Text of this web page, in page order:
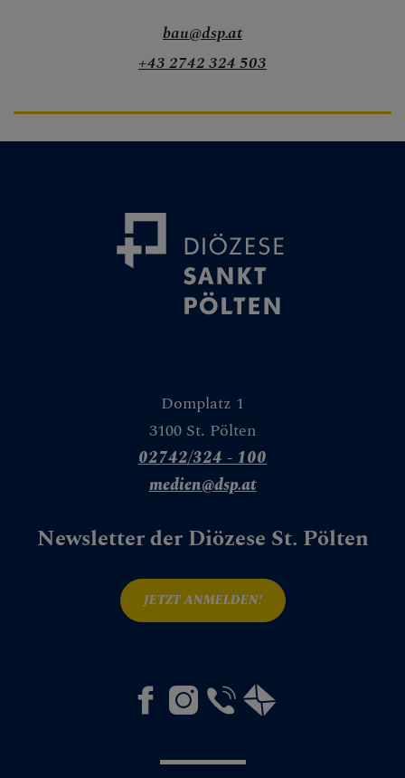
Museum &
Denkmalpflege
ng
Schule &
Personal
Pfarren &
Lebenswelten
Bau
Liegenschaften
Buchhaltung &
Pfarrfinanzen
IT
Kirchenbeitrag
Facility
Personalverrechnu
ng
Pfarren
bau@dsp.at
+43 2742 324 503
Domplatz 1
3100 St. Pölten
02742/324 - 100
medien@dsp.at
Newsletter der Diözese St. Pölten
JETZT ANMELDEN!